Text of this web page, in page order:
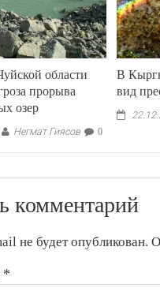
области
прорыва
озер
Негмат Гиясов 0
В
вид
комментарий
не будет опубликован.
*